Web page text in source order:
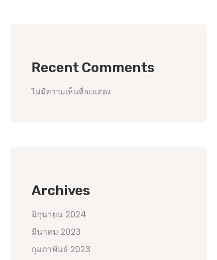
Recent Comments
ไม่มีความเห็นที่จะแสดง
Archives
มิถุนายน 2024
มีนาคม 2023
กุมภาพันธ์ 2023